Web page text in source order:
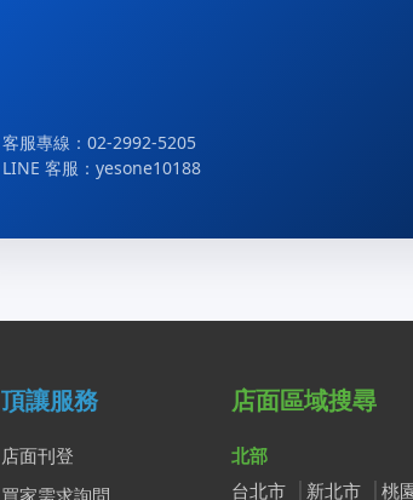
客服專線：02-2992-5205
LINE 客服：yesone10188
頂讓服務
店面刊登
買家需求詢問
店面區域搜尋
北部
台北市
新北市 桃